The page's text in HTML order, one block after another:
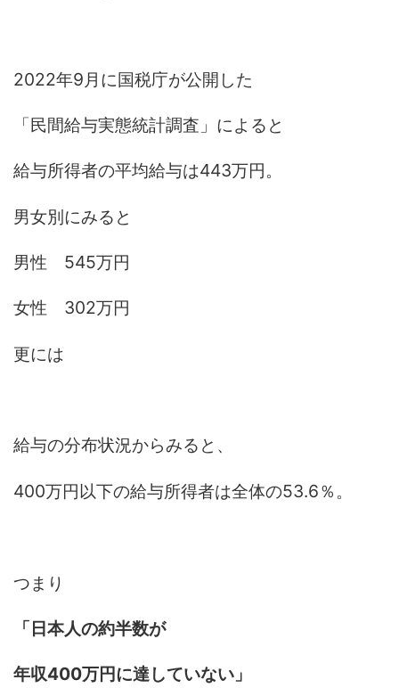
2022年9月に国税庁が公開した
「民間給与実態統計調査」によると
給与所得者の平均給与は443万円。
男女別にみると
男性 545万円
女性 302万円
更には
給与の分布状況からみると、
400万円以下の給与所得者は全体の53.6％。
つまり
「日本人の約半数が
年収400万円に達していない」